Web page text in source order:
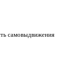
самовыдвижения